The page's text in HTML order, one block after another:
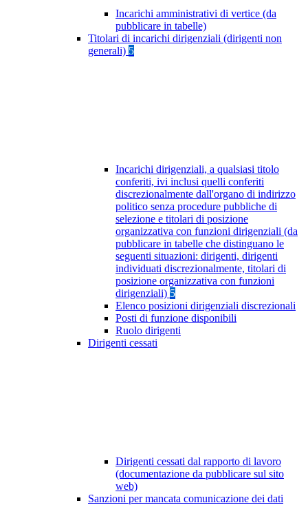
Incarichi amministrativi di vertice (da
pubblicare in tabelle)
Titolari di incarichi dirigenziali (dirigenti non
generali) 5
Incarichi dirigenziali, a qualsiasi titolo
conferiti, ivi inclusi quelli conferiti
discrezionalmente dall'organo di indirizzo
politico senza procedure pubbliche di
selezione e titolari di posizione
organizzativa con funzioni dirigenziali (da
pubblicare in tabelle che distinguano le
seguenti situazioni: dirigenti, dirigenti
individuati discrezionalmente, titolari di
posizione organizzativa con funzioni
dirigenziali) 5
Elenco posizioni dirigenziali discrezionali
Posti di funzione disponibili
Ruolo dirigenti
Dirigenti cessati
Dirigenti cessati dal rapporto di lavoro
(documentazione da pubblicare sul sito
web)
Sanzioni per mancata comunicazione dei dati